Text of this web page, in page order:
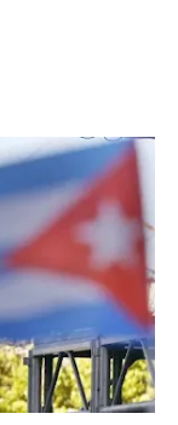
padre Jorge
en centros de